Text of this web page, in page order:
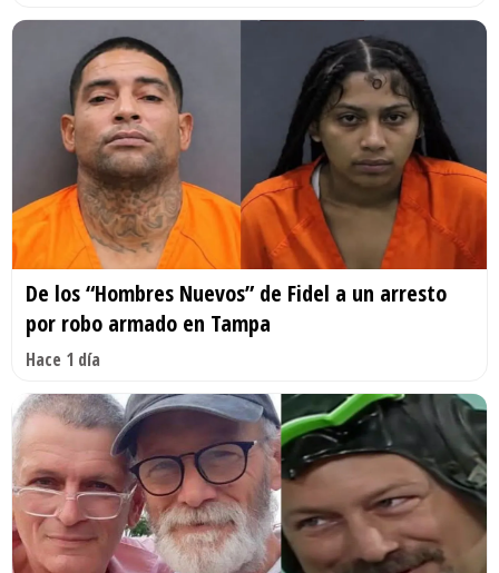
De los “Hombres Nuevos” de Fidel a un arresto
por robo armado en Tampa
Hace 1 día